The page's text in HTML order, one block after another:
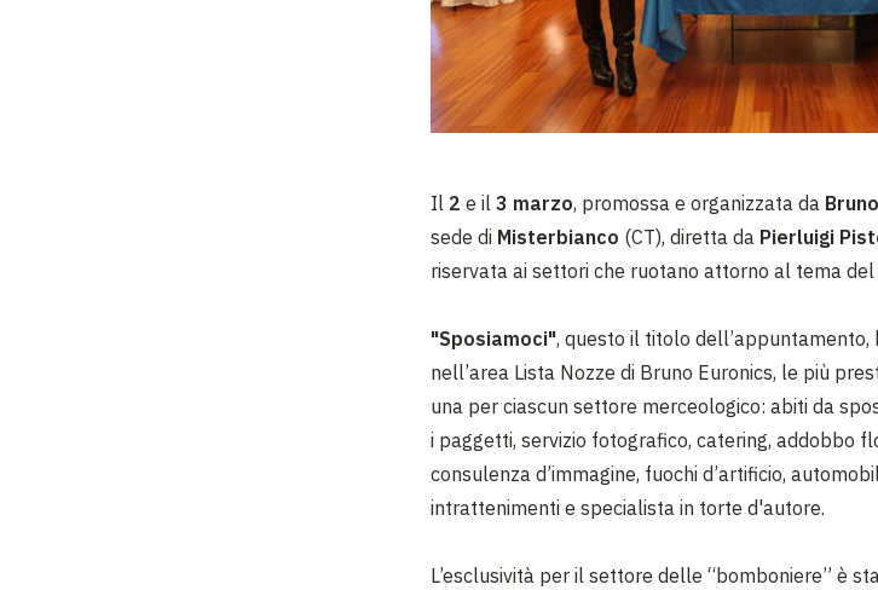
Il 2 e il 3 marzo, promossa e organizzata da
sede di Misterbianco (CT), diretta da Pierluigi
riservata ai settori che ruotano attorno al tema del
"Sposiamoci", questo il titolo dell’appuntamento,
nell’area Lista Nozze di Bruno Euronics, le più
una per ciascun settore merceologico: abiti da
i paggetti, servizio fotografico, catering, addobbo
consulenza d’immagine, fuochi d’artificio,
intrattenimenti e specialista in torte d'autore.
L’esclusività per il settore delle “bomboniere” è